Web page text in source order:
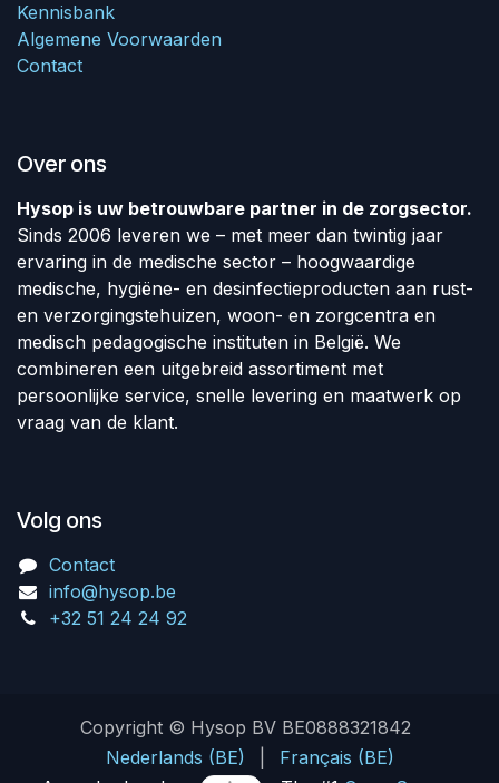
Kennisbank
Algemene Voorwaarden
Contact
Over ons
Hysop is uw betrouwbare partner in de zorgsector.
Sinds 2006 leveren we – met meer dan twintig jaar
ervaring in de medische sector – hoogwaardige
medische, hygiëne- en desinfectieproducten aan rust-
en verzorgingstehuizen, woon- en zorgcentra en
medisch pedagogische instituten in België. We
combineren een uitgebreid assortiment met
persoonlijke service, snelle levering en maatwerk op
vraag van de klant.
Volg ons
Contact
info@hysop.be
+32 51 24 24 92
Copyright © Hysop BV BE0888321842
Nederlands (BE)
Français (BE)